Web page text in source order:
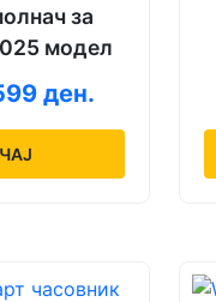
за
модел
ден.